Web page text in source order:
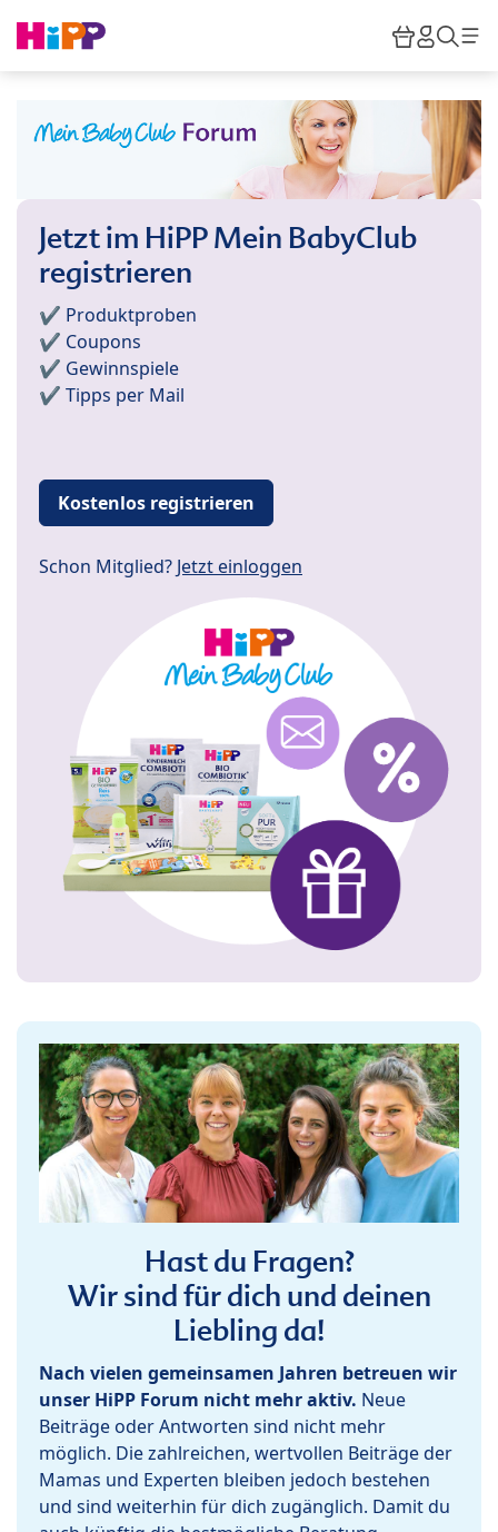
HiPP
Jetzt im HiPP Mein BabyClub
registrieren
✔️ Produktproben
✔️ Coupons
✔️ Gewinnspiele
✔️ Tipps per Mail
Kostenlos registrieren
Schon Mitglied? Jetzt einloggen
Hast du Fragen?
Wir sind für dich und deinen
Liebling da!
Nach vielen gemeinsamen Jahren betreuen wir
unser HiPP Forum nicht mehr aktiv. Neue
Beiträge oder Antworten sind nicht mehr
möglich. Die zahlreichen, wertvollen Beiträge der
Mamas und Experten bleiben jedoch bestehen
und sind weiterhin für dich zugänglich. Damit du